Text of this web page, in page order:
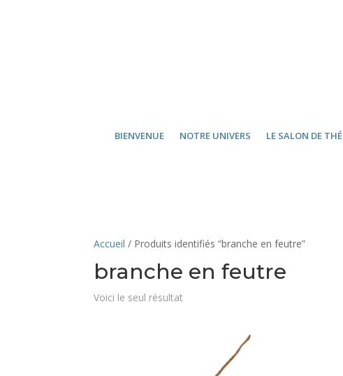
BIENVENUE NOTRE UNIVERS LE SALON DE THÉ
Accueil / Produits identifiés “branche en feutre”
branche en feutre
Voici le seul résultat